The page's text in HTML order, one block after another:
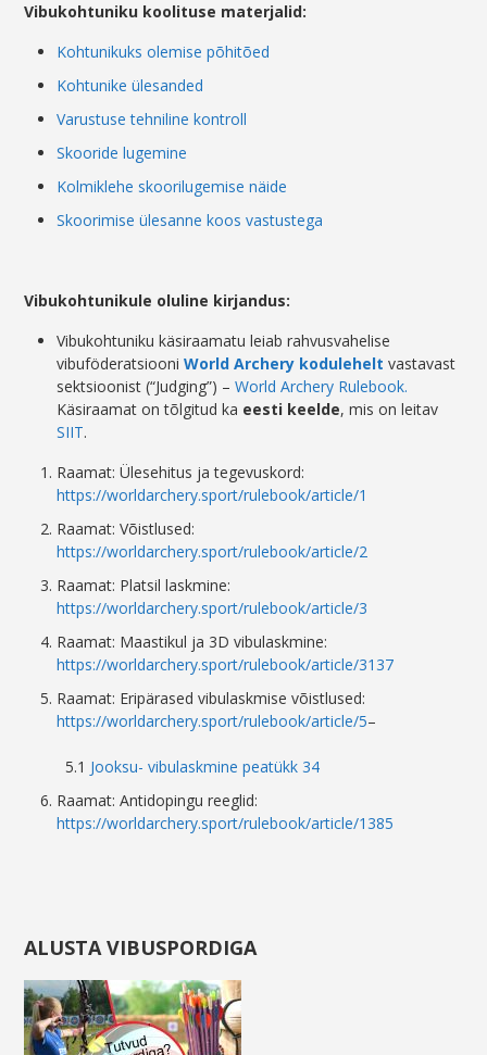
Vibukohtuniku koolituse materjalid:
Kohtunikuks olemise põhitõed
Kohtunike ülesanded
Varustuse tehniline kontroll
Skooride lugemine
Kolmiklehe skoorilugemise näide
Skoorimise ülesanne koos vastustega
Vibukohtunikule oluline kirjandus:
Vibukohtuniku käsiraamatu leiab rahvusvahelise
vibuföderatsiooniWorld Archery koduleheltvastavast
sektsioonist (“Judging”) –World Archery Rulebook.
Käsiraamat on tõlgitud ka eesti keelde, mis on leitav
SIIT.
Raamat: Ülesehitus ja tegevuskord:
https://worldarchery.sport/rulebook/article/1
Raamat: Võistlused:
https://worldarchery.sport/rulebook/article/2
Raamat: Platsil laskmine:
https://worldarchery.sport/rulebook/article/3
Raamat: Maastikul ja 3D vibulaskmine:
https://worldarchery.sport/rulebook/article/3137
Raamat: Eripärased vibulaskmise võistlused:
https://worldarchery.sport/rulebook/article/5–
5.1 Jooksu- vibulaskmine peatükk 34
Raamat: Antidopingu reeglid:
https://worldarchery.sport/rulebook/article/1385
ALUSTA VIBUSPORDIGA